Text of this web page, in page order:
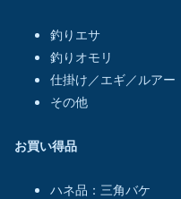
釣りエサ
釣りオモリ
仕掛け／エギ／ルアー
その他
お買い得品
ハネ品：三角バケ